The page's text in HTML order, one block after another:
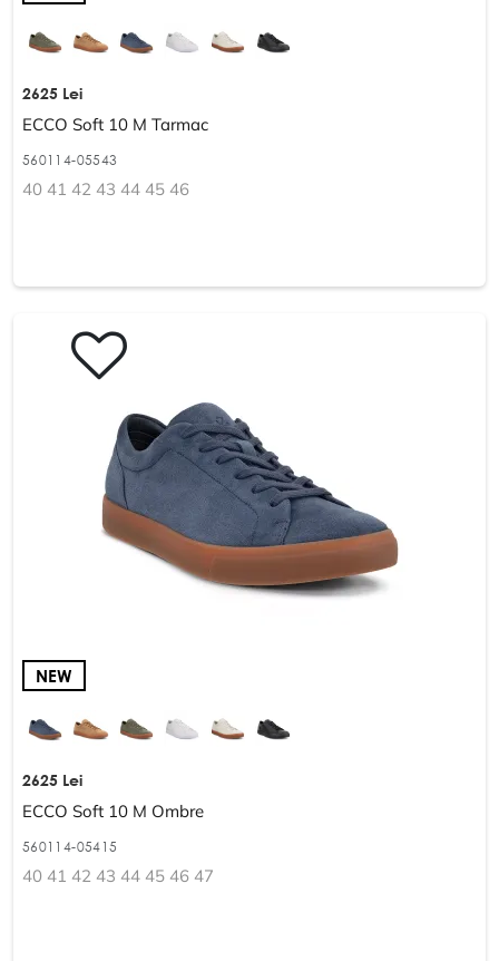
2625 Lei
ECCO Soft 10 M Tarmac
560114-05543
40 41 42 43 44 45 46
NEW
2625 Lei
ECCO Soft 10 M Ombre
560114-05415
40 41 42 43 44 45 46 47